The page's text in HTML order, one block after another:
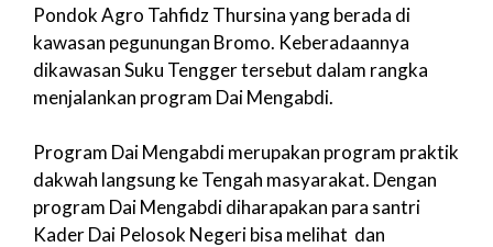
Pondok Agro Tahfidz Thursina yang berada di
kawasan pegunungan Bromo. Keberadaannya
dikawasan Suku Tengger tersebut dalam rangka
menjalankan program Dai Mengabdi.
Program Dai Mengabdi merupakan program praktik
dakwah langsung ke Tengah masyarakat. Dengan
program Dai Mengabdi diharapakan para santri
Kader Dai Pelosok Negeri bisa melihat dan